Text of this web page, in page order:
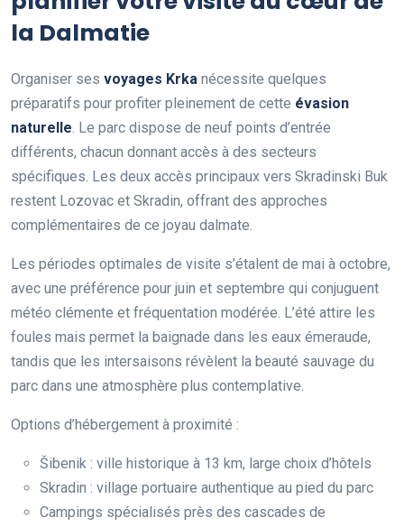
la Dalmatie
Organiser ses voyages Krka nécessite quelques
préparatifs pour profiter pleinement de cette évasion
naturelle. Le parc dispose de neuf points d’entrée
différents, chacun donnant accès à des secteurs
spécifiques. Les deux accès principaux vers Skradinski Buk
restent Lozovac et Skradin, offrant des approches
complémentaires de ce joyau dalmate.
Les périodes optimales de visite s’étalent de mai à octobre,
avec une préférence pour juin et septembre qui conjuguent
météo clémente et fréquentation modérée. L’été attire les
foules mais permet la baignade dans les eaux émeraude,
tandis que les intersaisons révèlent la beauté sauvage du
parc dans une atmosphère plus contemplative.
Options d’hébergement à proximité :
Šibenik : ville historique à 13 km, large choix d’hôtels
Skradin : village portuaire authentique au pied du parc
Campings spécialisés près des cascades de